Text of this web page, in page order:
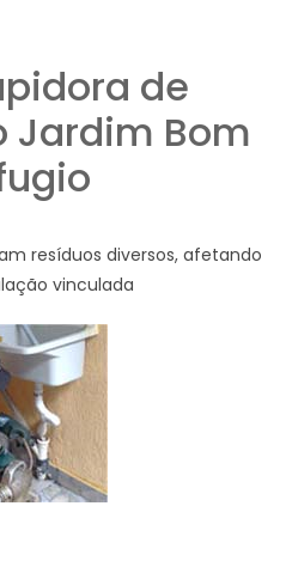
de
Jardim Bom
resíduos diversos, afetando
vinculada